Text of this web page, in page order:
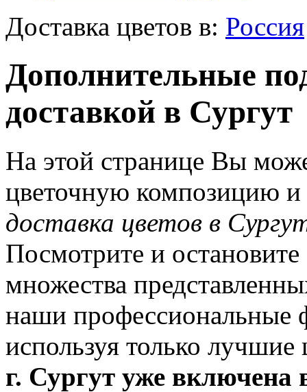
Доставка цветов в: Россия
Дополнительные
доставкой в Сургут
На этой странице Вы
цветочную композицию и
доставка цветов в
Посмотрите и
множества
наши профессиональные
используя только
г. Сургут уже включена